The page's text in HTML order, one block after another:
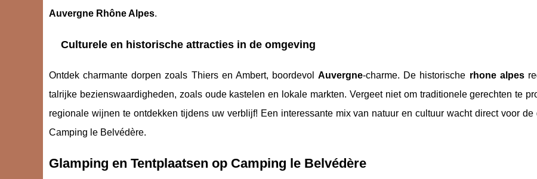
Auvergne Rhône Alpes.
Culturele en historische attracties in de omgeving
Ontdek charmante dorpen zoals Thiers en Ambert, boordevolAuvergne-charme. De historische rhone alpes
talrijke bezienswaardigheden, zoals oude kastelen en lokale markten. Vergeet niet om traditionele gerechten te
regionale wijnen te ontdekken tijdens uw verblijf! Een interessante mix van natuur en cultuur wacht direct voor de
Camping le Belvédère.
Glamping en Tentplaatsen op Camping le Belvédère